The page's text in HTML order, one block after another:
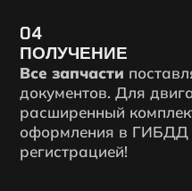
04
ПОЛУЧЕНИЕ
Все запчасти
документов. Для
расширенный
оформления в ГИБДД
регистрацией!